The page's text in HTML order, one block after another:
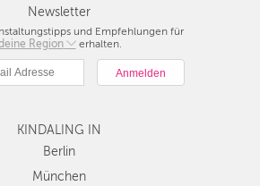
Newsletter
und Empfehlungen für
Region
Berlin
Hamburg
Köln
Düsseldorf
Stuttgart
erhalten.
KINDALING IN
Berlin
München